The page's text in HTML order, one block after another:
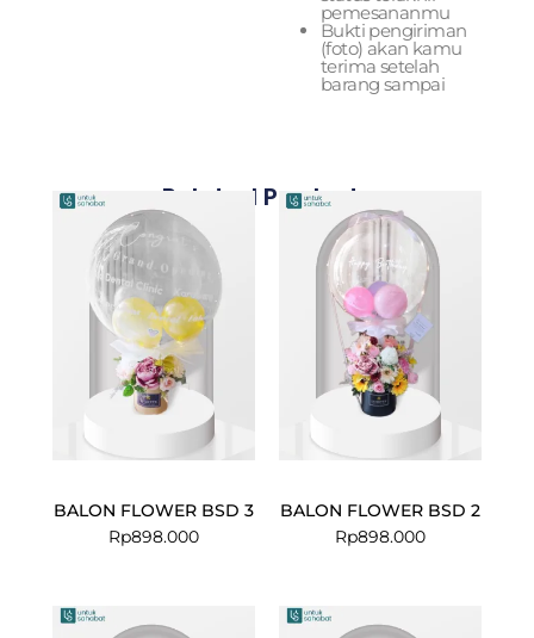
pemesananmu
Bukti pengiriman
(foto) akan kamu
terima setelah
barang sampai
Related Products
BALON FLOWER BSD 3
Rp898.000
BALON FLOWER BSD 2
Rp898.000